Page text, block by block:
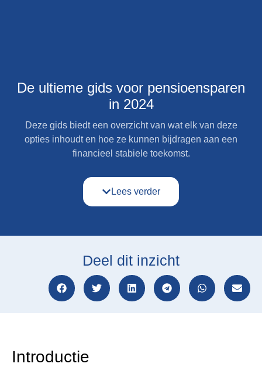
De ultieme gids voor pensioensparen
in 2024
Deze gids biedt een overzicht van wat elk van deze
opties inhoudt en hoe ze kunnen bijdragen aan een
financieel stabiele toekomst.
Lees verder
Deel dit inzicht
Introductie